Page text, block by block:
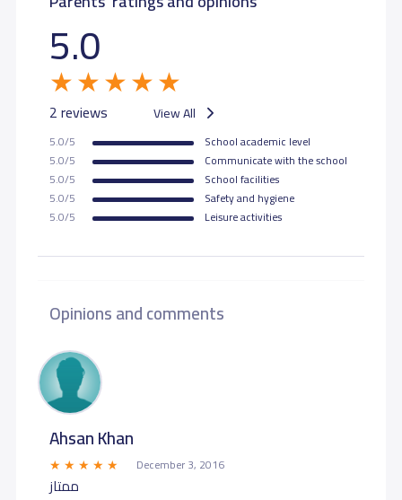
5.0
2 reviews View All
5.0/5
School academic level
5.0/5
Communicate with the school
5.0/5
School facilities
5.0/5
Safety and hygiene
5.0/5
Leisure activities
Opinions and comments
Ahsan Khan
December 3, 2016
ممتاز